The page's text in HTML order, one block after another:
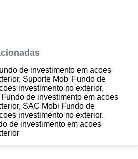
de investimento em acoes
Suporte Mobi Fundo de
investimento no exterior,
de investimento em acoes
SAC Mobi Fundo de
investimento no exterior,
de investimento em acoes